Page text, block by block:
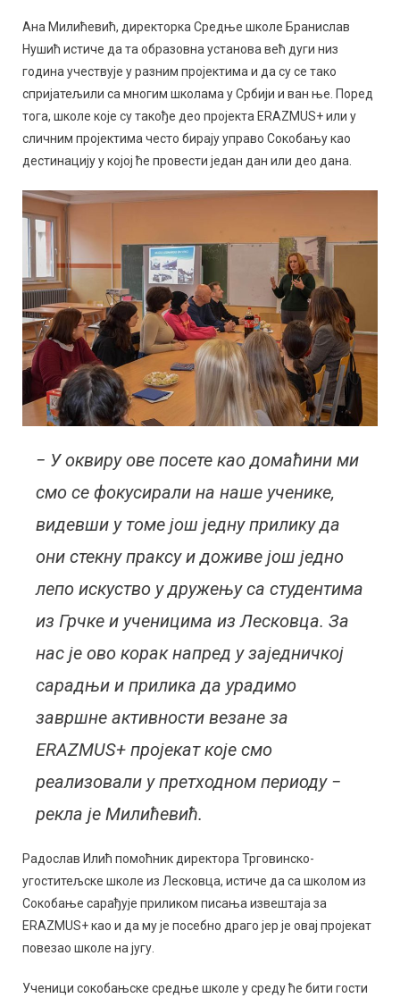
Ана Милићевић, директорка Средње школе Бранислав
Нушић истиче да та образовна установа већ дуги низ
година учествује у разним пројектима и да су се тако
спријатељили са многим школама у Србији и ван ње. Поред
тога, школе које су такође део пројекта ERAZMUS+ или у
сличним пројектима често бирају управо Сокобању као
дестинацију у којој ће провести један дан или део дана.
− У оквиру ове посете као домаћини ми
смо се фокусирали на наше ученике,
видевши у томе још једну прилику да
они стекну праксу и доживе још једно
лепо искуство у дружењу са студентима
из Грчке и ученицима из Лесковца. За
нас је ово корак напред у заједничкој
сарадњи и прилика да урадимо
завршне активности везане за
ERAZMUS+ пројекат које смо
реализовали у претходном периоду −
рекла је Милићевић.
Радослав Илић помоћник директора Трговинско-
угоститељске школе из Лесковца, истиче да са школом из
Сокобање сарађује приликом писања извештаја за
ERAZMUS+ као и да му је посебно драго јер је овај пројекат
повезао школе на југу.
Ученици сокобањске средње школе у среду ће бити гости